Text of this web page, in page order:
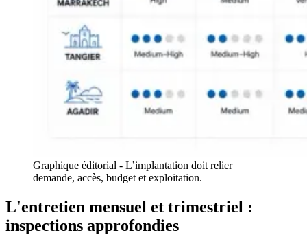
Graphique éditorial - L’implantation doit relier
demande, accès, budget et exploitation.
L'entretien mensuel et trimestriel :
inspections approfondies